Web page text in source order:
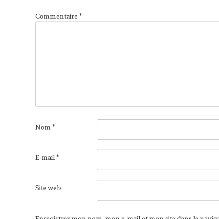
Commentaire *
Nom *
E-mail *
Site web